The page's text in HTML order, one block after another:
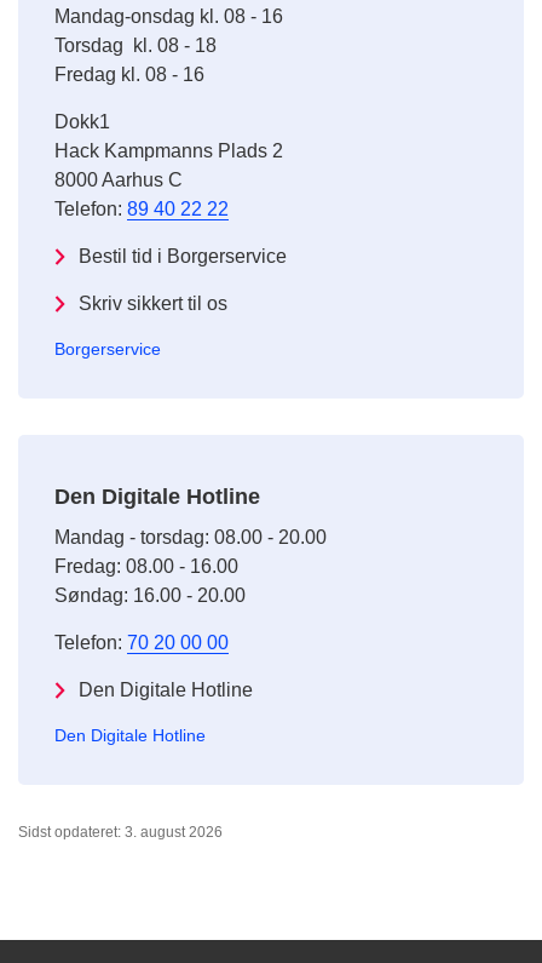
Mandag-onsdag kl. 08 - 16
Torsdag kl. 08 - 18
Fredag kl. 08 - 16
Dokk1
Hack Kampmanns Plads 2
8000 Aarhus C
Telefon: 89 40 22 22
Bestil tid i Borgerservice
Skriv sikkert til os
Borgerservice
Den Digitale Hotline
Mandag - torsdag: 08.00 - 20.00
Fredag: 08.00 - 16.00
Søndag: 16.00 - 20.00
Telefon: 70 20 00 00
Den Digitale Hotline
Den Digitale Hotline
Sidst opdateret: 3. august 2026